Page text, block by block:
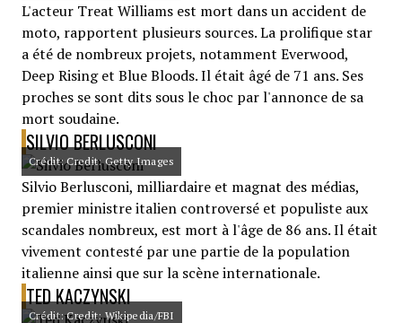
L'acteur Treat Williams est mort dans un accident de
moto, rapportent plusieurs sources. La prolifique star
a été de nombreux projets, notamment Everwood,
Deep Rising et Blue Bloods. Il était âgé de 71 ans. Ses
proches se sont dits sous le choc par l'annonce de sa
mort soudaine.
SILVIO BERLUSCONI
Crédit: Credit: Getty Images
Silvio Berlusconi, milliardaire et magnat des médias,
premier ministre italien controversé et populiste aux
scandales nombreux, est mort à l'âge de 86 ans. Il était
vivement contesté par une partie de la population
italienne ainsi que sur la scène internationale.
TED KACZYNSKI
Crédit: Credit: Wikipedia/FBI